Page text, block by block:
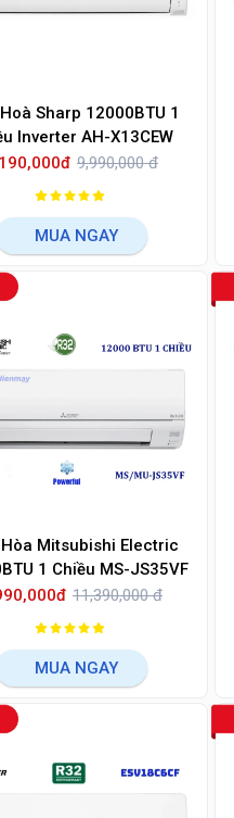
Sharp 12000BTU 1
Inverter AH-X13CEW
9,990,000 đ
MUA NGAY
Mitsubishi Electric
1 Chiều MS-JS35VF
11,390,000 đ
MUA NGAY